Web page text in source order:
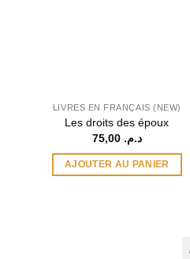
LIVRES EN FRANÇAIS (NEW)
Les droits des époux
د.م. 75,00
AJOUTER AU PANIER